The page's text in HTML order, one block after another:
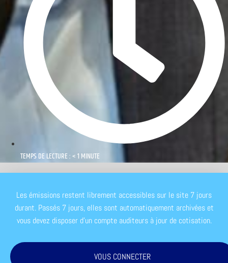
TEMPS DE LECTURE : < 1 MINUTE
Les émissions restent librement accessibles sur le site 7 jours
durant. Passés 7 jours, elles sont automatiquement archivées et
vous devez disposer d'un compte auditeurs à jour de cotisation.
VOUS CONNECTER